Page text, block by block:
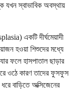
যখন স্বাভাবিক অবস্থায়
একটি দীর্ঘমেয়াদী
হওয়া শিশুদের মধ্যে
ফলে হাসপাতাল ছাড়ার
ওঠে কারণ তাদের ফুসফুস
বাড়িতে অক্সিজেনের